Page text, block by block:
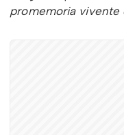
promemoria vivente